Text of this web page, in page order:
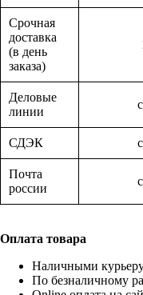
Срочная
доставка
(в день
заказа)
Деловые
линии
СДЭК
Почта
россии
Оплата товара
Наличными
По безналичному